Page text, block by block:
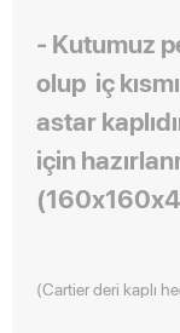
- Kutumuz
olup iç
astar
için
(Cartier deri kaplı